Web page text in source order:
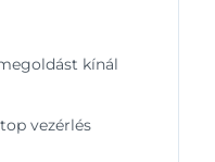
kínál
vezérlés